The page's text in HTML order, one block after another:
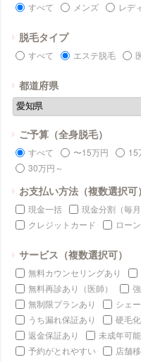
すべて メンズ レデ
脱毛タイプ
すべて エステ脱毛
都道府県
ご予算（全身脱毛）
すべて 〜15万円 15
30万円～
お支払い方法（複数選択可）
現金一括 現金分割（毎月
クレジットカード
ロー
サービス（複数選択可）
無料カウンセリングあり
無料再診あり（医師）
無制限プランあり
シェ
うち漏れ保証あり
硬毛
返金保証あり
未成年可能
予約がとれやすい
店舗